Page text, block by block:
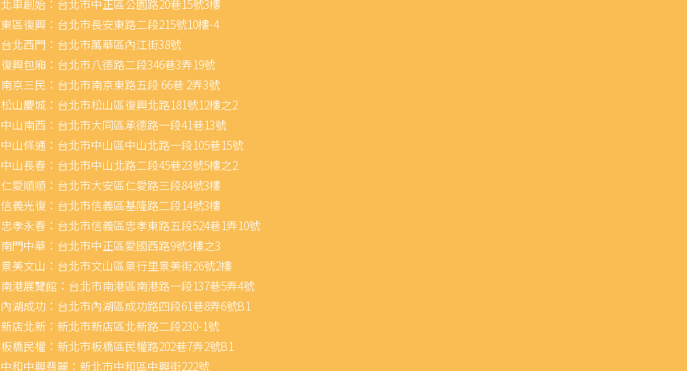
北車創始：台北市中正區公園路20巷15號3樓
東區復興：台北市長安東路二段215號10樓-4
台北西門：台北市萬華區內江街38號
復興包廂：台北市八德路二段346巷3弄19號
南京三民：台北市南京東路五段 66巷 2弄3號
松山慶城：台北市松山區復興北路181號12樓之2
中山南西：台北市大同區承德路一段41巷13號
中山條通：台北市中山區中山北路一段105巷15號
中山長春：台北市中山北路二段45巷23號5樓之2
仁愛順順：台北市大安區仁愛路三段84號3樓
信義光復：台北市信義區基隆路二段14號3樓
忠孝永春：台北市信義區忠孝東路五段524巷1弄10號
南門中華：台北市中正區愛國西路9號3樓之3
景美文山：台北市文山區景行里景美街26號2樓
南港展覽館：台北市南港區南港路一段137巷5弄4號
內湖成功：台北市內湖區成功路四段61巷8弄6號B1
新店北新：新北市新店區北新路二段230-1號
板橋民權：新北市板橋區民權路202巷7弄2號B1
中和中興翡麗：新北市中和區中興街222號